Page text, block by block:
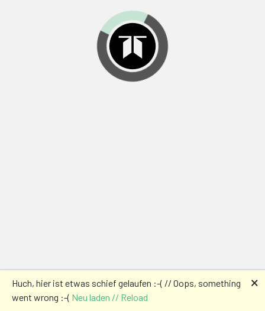
Huch, hier ist etwas schief gelaufen :-( // Oops, something
went wrong :-( Neu laden // Reload
🗙